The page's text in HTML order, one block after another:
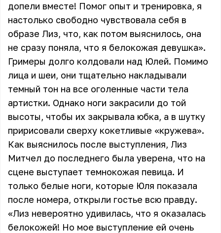
допели вместе! Помог опыт и тренировка, я
настолько свободно чувствовала себя в
образе Лиз, что, как потом выяснилось, она
не сразу поняла, что я белокожая девушка».
Гримеры долго колдовали над Юлей. Помимо
лица и шеи, они тщательно накладывали
темный тон на все оголенные части тела
артистки. Однако ноги закрасили до той
высоты, чтобы их закрывала юбка, а в шутку
пририсовали сверху кокетливые «кружева».
Как выяснилось после выступления, Лиз
Митчел до последнего была уверена, что на
сцене выступает темнокожая певица. И
только белые ноги, которые Юля показала
после номера, открыли гостье всю правду.
«Лиз невероятно удивилась, что я оказалась
белокожей! Но мое выступление ей очень